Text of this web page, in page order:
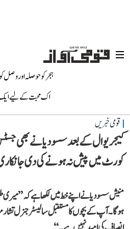
ہجر کو حوصلہ اور
اک محبت کے لیے
قومی خبریں
کیجریوال کے بعد سسودیا نے بھی جسٹس
کورٹ میں پیش نہ ہونے کی دی
منیش سسودیا نے اپنے خط میں لکھا ہے کہ
ہوگا۔ آپ کے بچوں کا مستقبل سالیسٹر جنرل تشار